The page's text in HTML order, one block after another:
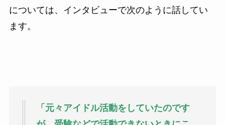
については、インタビューで次のように話してい
ます。
「元々アイドル活動をしていたのです